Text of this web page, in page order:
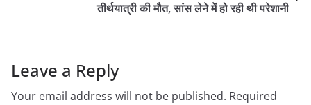
तीर्थयात्री की मौत, सांस लेने में हो रही थी परेशानी
Leave a Reply
Your email address will not be published. Required